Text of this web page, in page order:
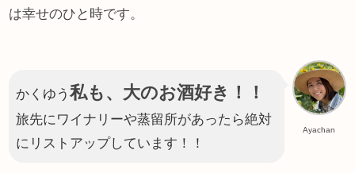
は幸せのひと時です。
Ayachan
かくゆう私も、大のお酒好き！！
旅先にワイナリーや蒸留所があったら絶対
にリストアップしています！！